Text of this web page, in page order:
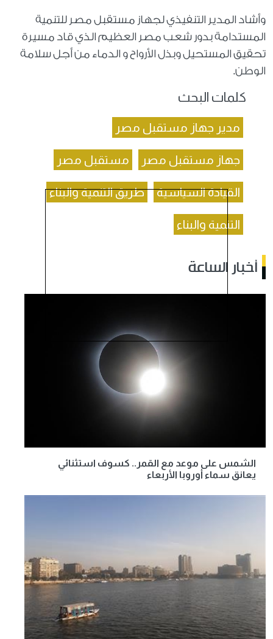
وأشاد المدير التنفيذي لجهاز مستقبل مصر للتنمية
المستدامة بدور شعب مصر العظيم الذي قاد مسيرة
تحقيق المستحيل وبذل الأرواح و الدماء من أجل سلامة
الوطن.
كلمات البحث
مدير جهاز مستقبل مصر
جهاز مستقبل مصر مستقبل مصر
القيادة السياسية طريق التنمية والبناء
التنمية والبناء
أخبار الساعة
الشمس على موعد مع القمر.. كسوف استثنائي
يعانق سماء أوروبا الأربعاء